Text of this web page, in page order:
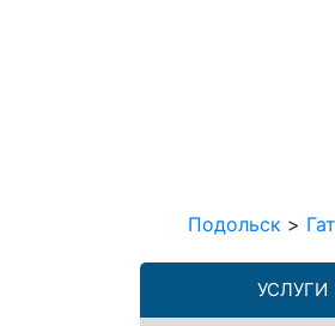
Подольск >
УСЛУГИ